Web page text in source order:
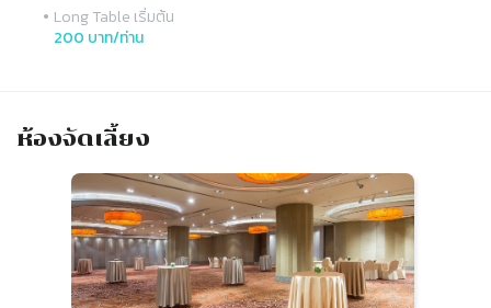
• Long Table เริ่มต้น
200 บาท/ท่าน
ห้องจัดเลี้ยง
Slide 1 of 2